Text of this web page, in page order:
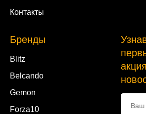
Контакты
Бренды
Blitz
Belcando
Gemon
Forza10